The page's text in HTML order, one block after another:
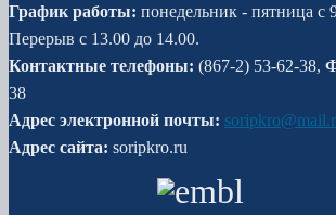
График работы: понедельник - пятница с
Перерыв с 13.00 до 14.00.
Контактные телефоны: (867-2) 53-62-38,
38
Адрес электронной почты:
Адрес сайта: soripkro.ru